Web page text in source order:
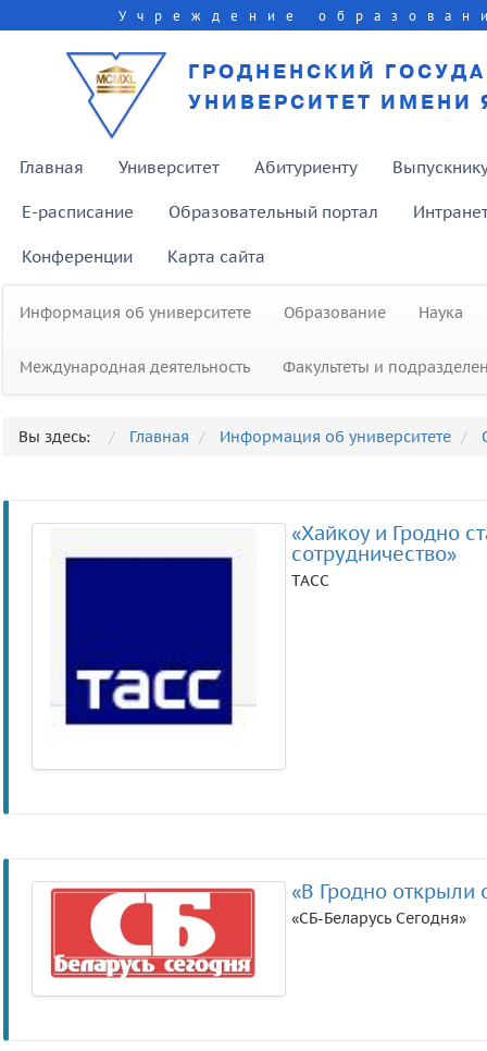
Учреждение
ГРОДНЕНСКИЙ
УНИВЕРСИТЕТ ИМЕНИ
Главная Университет Абитуриенту
E-расписание Образовательный портал
Конференции Карта сайта
Информация об университете Образование Наука
Международная деятельность Факультеты и
Вы здесь: Главная Информация об университете
«Хайкоу и Гродно
сотрудничество»
ТАСС
«В Гродно открыли
«СБ-Беларусь Сегодня»